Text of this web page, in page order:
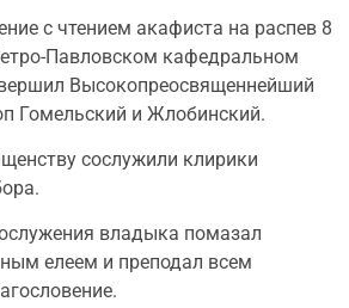
с чтением акафиста на распев 8
Павловском кафедральном
Высокопреосвященнейший
Гомельский и Жлобинский.
сослужили клирики
владыка помазал
елеем и преподал всем